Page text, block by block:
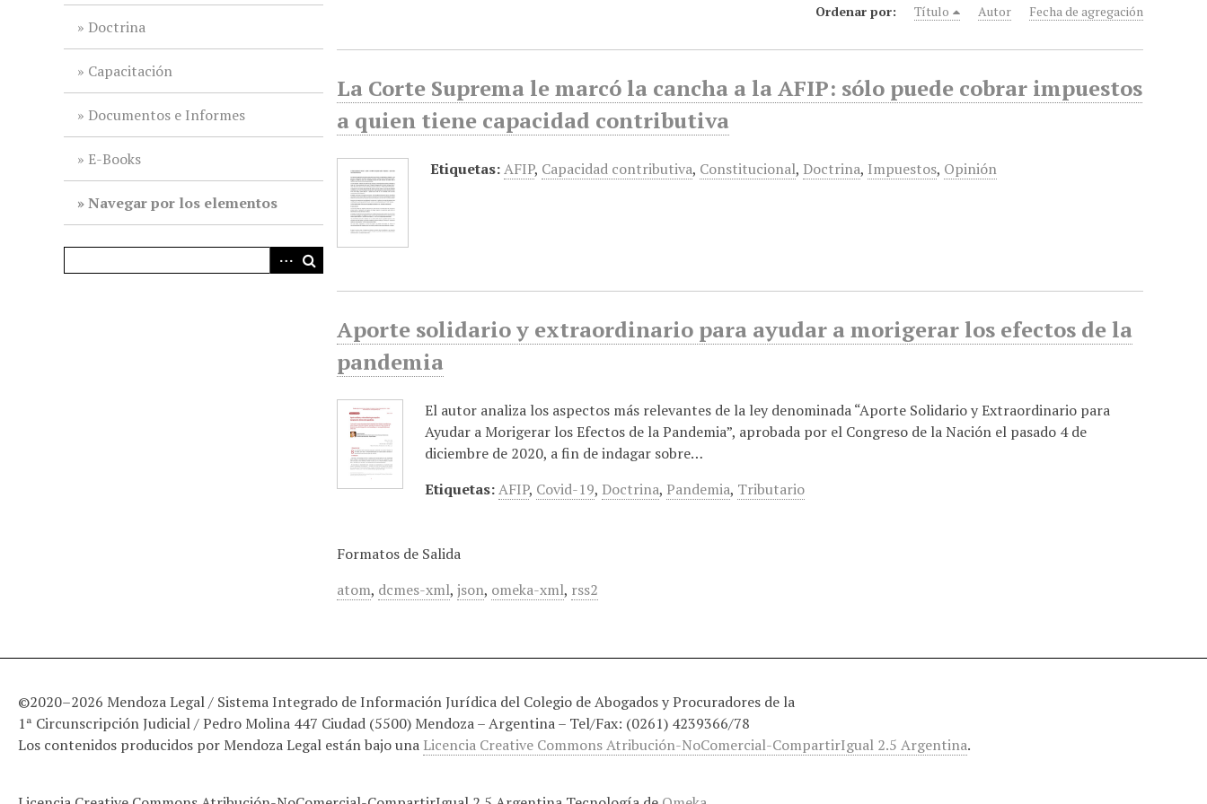
Doctrina
Capacitación
Documentos e Informes
E-Books
Navegar por los elementos
Ordenar por: Título Autor Fecha de agregación
La Corte Suprema le marcó la cancha a la AFIP: sólo puede cobrar impuestos
a quien tiene capacidad contributiva
Etiquetas:AFIP, Capacidad contributiva, Constitucional, Doctrina, Impuestos, Opinión
Aporte solidario y extraordinario para ayudar a morigerar los efectos de la
pandemia
El autor analiza los aspectos más relevantes de la ley denominada “Aporte Solidario y Extraordinario para
Ayudar a Morigerar los Efectos de la Pandemia”, aprobada por el Congreso de la Nación el pasado 4 de
diciembre de 2020, a fin de indagar sobre…
Etiquetas:AFIP, Covid-19, Doctrina, Pandemia, Tributario
Formatos de Salida
atom, dcmes-xml,json, omeka-xml, rss2
©2020–2026 Mendoza Legal / Sistema Integrado de Información Jurídica del Colegio de Abogados y Procuradores de la
1ª Circunscripción Judicial / Pedro Molina 447 Ciudad (5500) Mendoza – Argentina – Tel/Fax: (0261) 4239366/78
Los contenidos producidos por Mendoza Legal están bajo una Licencia Creative Commons Atribución-NoComercial-CompartirIgual 2.5 Argentina.